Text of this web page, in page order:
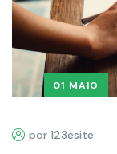
01 MAIO
por 123esite